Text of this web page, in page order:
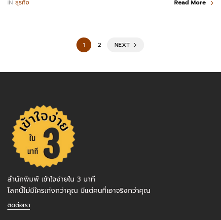
IN ธุรกิจ Read More
1 2 NEXT
สำนักพิมพ์ เข้าใจง่ายใน 3 นาที
โลกนี้ไม่มีใครเก่งกว่าคุณ มีแต่คนที่เอาจริงกว่าคุณ
ติดต่อเรา